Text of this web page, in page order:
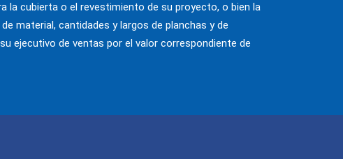
la cubierta o el revestimiento de su proyecto, o bien la
material, cantidades y largos de planchas y de
ejecutivo de ventas por el valor correspondiente de